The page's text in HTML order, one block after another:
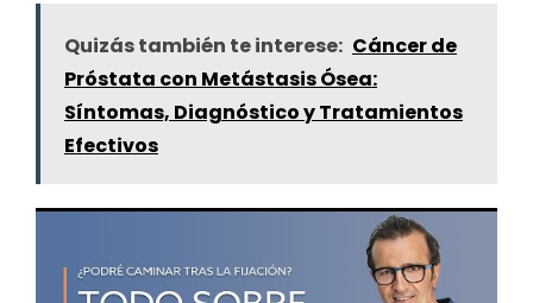
Quizás también te interese: Cáncer de
Próstata con Metástasis Ósea:
Síntomas, Diagnóstico y Tratamientos
Efectivos